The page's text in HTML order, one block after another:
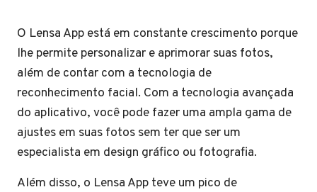
O Lensa App está em constante crescimento porque
lhe permite personalizar e aprimorar suas fotos,
além de contar com a tecnologia de
reconhecimento facial. Com a tecnologia avançada
do aplicativo, você pode fazer uma ampla gama de
ajustes em suas fotos sem ter que ser um
especialista em design gráfico ou fotografia.
Além disso, o Lensa App teve um pico de